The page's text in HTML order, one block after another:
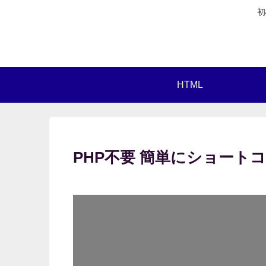
HTML
PHP不要 簡単にショート